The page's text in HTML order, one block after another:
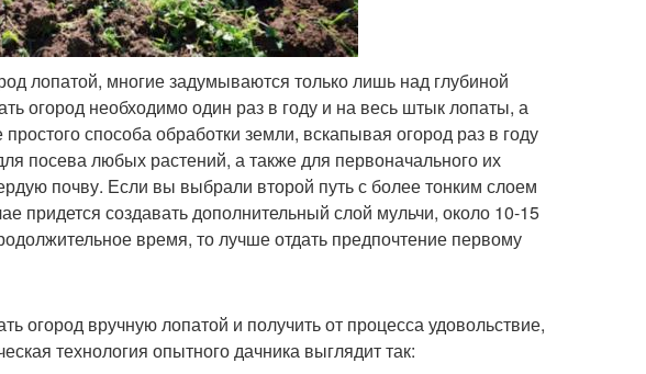
лопатой, многие задумываются только лишь над глубиной
огород необходимо один раз в году и на весь штык лопаты, а
способа обработки земли, вскапывая огород раз в году
посева любых растений, а также для первоначального их
почву. Если вы выбрали второй путь с более тонким слоем
придется создавать дополнительный слой мульчи, около 10-15
время, то лучше отдать предпочтение первому
огород вручную лопатой и получить от процесса удовольствие,
технология опытного дачника выглядит так: